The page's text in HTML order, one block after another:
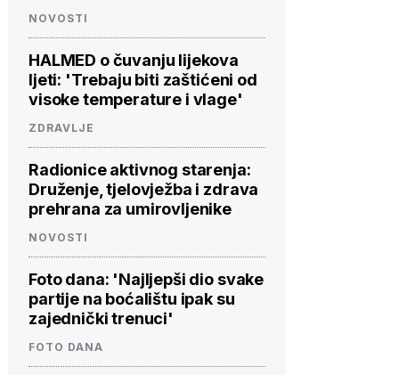
NOVOSTI
HALMED o čuvanju lijekova
ljeti: 'Trebaju biti zaštićeni od
visoke temperature i vlage'
ZDRAVLJE
Radionice aktivnog starenja:
Druženje, tjelovježba i zdrava
prehrana za umirovljenike
NOVOSTI
Foto dana: 'Najljepši dio svake
partije na boćalištu ipak su
zajednički trenuci'
FOTO DANA